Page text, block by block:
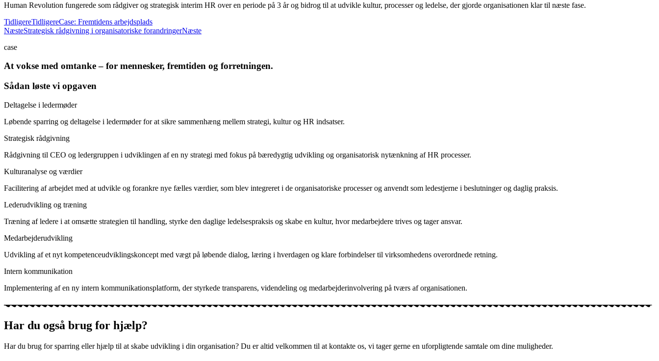
Human Revolution fungerede som rådgiver og strategisk interim HR over en periode på 3 år og bidrog til at udvikle kultur, processer og ledelse, der gjorde organisationen klar til næste fase.
TidligereTidligereCase: Fremtidens arbejdsplads
NæsteStrategisk rådgivning i organisatoriske forandringerNæste
case
At vokse med omtanke – for mennesker, fremtiden og forretningen.
Sådan løste vi opgaven
Deltagelse i ledermøder
Løbende sparring og deltagelse i ledermøder for at sikre sammenhæng mellem strategi, kultur og HR indsatser.
Strategisk rådgivning
Rådgivning til CEO og ledergruppen i udviklingen af en ny strategi med fokus på bæredygtig udvikling og organisatorisk nytænkning af HR processer.
Kulturanalyse og værdier
Facilitering af arbejdet med at udvikle og forankre nye fælles værdier, som blev integreret i de organisatoriske processer og anvendt som ledestjerne i beslutninger og daglig praksis.
Lederudvikling og træning
Træning af ledere i at omsætte strategien til handling, styrke den daglige ledelsespraksis og skabe en kultur, hvor medarbejdere trives og tager ansvar.
Medarbejderudvikling
Udvikling af et nyt kompetenceudviklingskoncept med vægt på løbende dialog, læring i hverdagen og klare forbindelser til virksomhedens overordnede retning.
Intern kommunikation
Implementering af en ny intern kommunikationsplatform, der styrkede transparens, videndeling og medarbejderinvolvering på tværs af organisationen.
Har du også brug for hjælp?
Har du brug for sparring eller hjælp til at skabe udvikling i din organisation? Du er altid velkommen til at kontakte os, vi tager gerne en uforpligtende samtale om dine muligheder.